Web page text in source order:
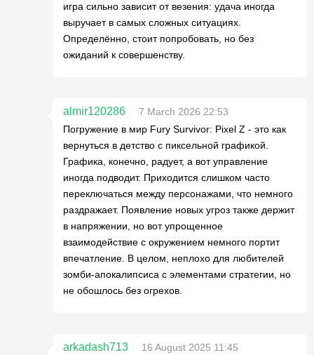
игра сильно зависит от везения: удача иногда
выручает в самых сложных ситуациях.
Определённо, стоит попробовать, но без
ожиданий к совершенству.
almir120286
7 March 2026 22:53
Погружение в мир Fury Survivor: Pixel Z - это как
вернуться в детство с пиксельной графикой.
Графика, конечно, радует, а вот управление
иногда подводит. Приходится слишком часто
переключаться между персонажами, что немного
раздражает. Появление новых угроз также держит
в напряжении, но вот упрощенное
взаимодействие с окружением немного портит
впечатление. В целом, неплохо для любителей
зомби-апокалипсиса с элементами стратегии, но
не обошлось без огрехов.
arkadash713
16 August 2025 11:45